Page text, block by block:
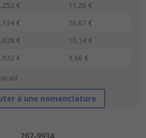
€
11,26 €
€
10,67 €
€
10,14 €
€ 9,66 €
à une nomenclature